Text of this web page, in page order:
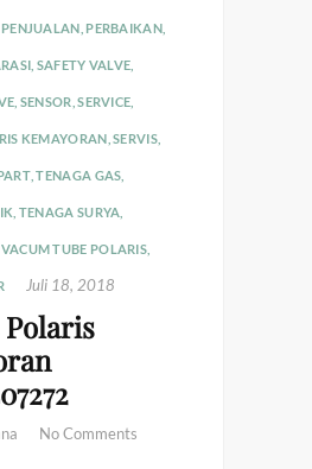
PENJUALAN PERBAIKAN,
SAFETY VALVE
SENSOR ,SERVICE
KEMAYORAN ,SERVIS,
,TENAGA GAS
TENAGA SURYA
VACUM TUBE POLARIS
Juli 18, 2018
No Comments